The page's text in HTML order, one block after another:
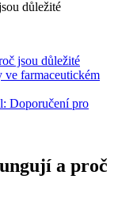
jsou důležité
farmaceutickém
Doporučení pro
a proč